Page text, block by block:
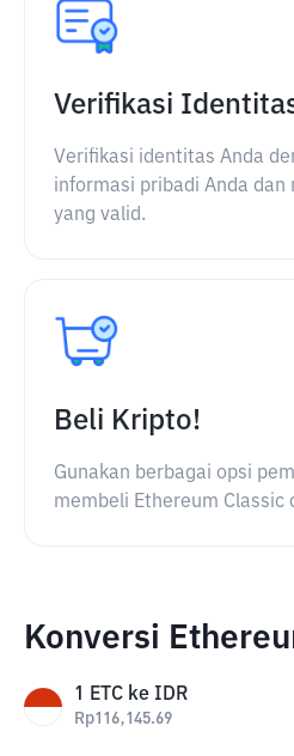
Verifikasi
Verifikasi identitas Anda
informasi pribadi Anda dan
yang valid.
Beli Kripto!
Gunakan berbagai opsi
membeli Ethereum Classic
Konversi
1 ETC ke IDR
Rp116,145.69